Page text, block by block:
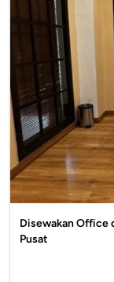
Disewakan Office
Pusat